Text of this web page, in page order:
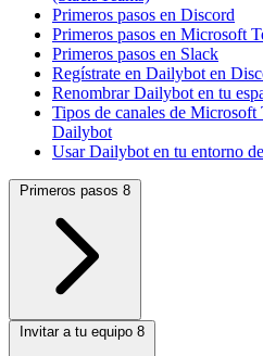
Primeros pasos en Discord
Primeros pasos en Microsoft
Primeros pasos en Slack
Regístrate en Dailybot en
Renombrar Dailybot en tu
Tipos de canales de
Dailybot
Usar Dailybot en tu entorno
Primeros pasos 8
Invitar a tu equipo 8